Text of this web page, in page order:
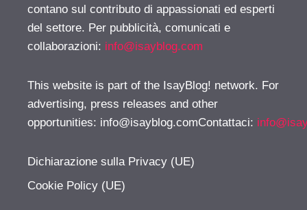
contano sul contributo di appassionati ed esperti
del settore. Per pubblicità, comunicati e
collaborazioni: info@isayblog.com
This website is part of the IsayBlog! network. For
advertising, press releases and other
opportunities: info@isayblog.comContattaci:
Dichiarazione sulla Privacy (UE)
Cookie Policy (UE)